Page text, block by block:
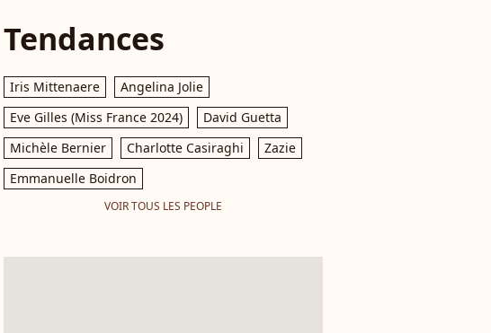
Tendances
Iris Mittenaere
Angelina Jolie
Eve Gilles (Miss France 2024)
David Guetta
Michèle Bernier
Charlotte Casiraghi
Zazie
Emmanuelle Boidron
VOIR TOUS LES PEOPLE